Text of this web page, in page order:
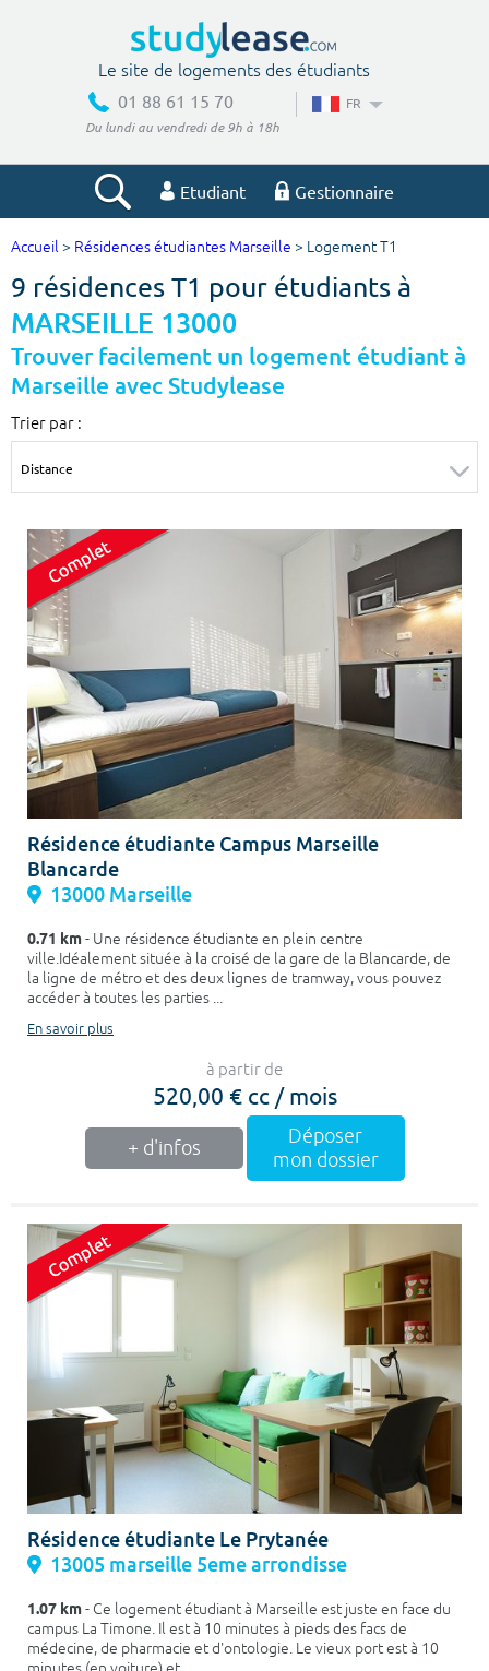
Le site de logements des étudiants
01 88 61 15 70
Du lundi au vendredi de 9h à 18h
FR
Etudiant Gestionnaire
Votre recherche
Ville, école
Type de location
Colocation
Votre date d'entrée
Chercher
Accueil > Résidences étudiantes Marseille > Logement T1
9 résidences T1 pour étudiants à
MARSEILLE 13000
Trouver facilement un logement étudiant à
Marseille avec Studylease
Trier par :
Résidence étudiante Campus Marseille
Blancarde
13000 Marseille
0.71 km- Une résidence étudiante en plein centre
ville.Idéalement située à la croisé de la gare de la Blancarde, de
la ligne de métro et des deux lignes de tramway, vous pouvez
accéder à toutes les parties ...
En savoir plus
à partir de
520,00 € cc / mois
+ d'infos
Déposer
mon dossier
Résidence étudiante Le Prytanée
13005 marseille 5eme arrondisse
1.07 km- Ce logement étudiant à Marseille est juste en face du
campus La Timone. Il est à 10 minutes à pieds des facs de
médecine, de pharmacie et d'ontologie. Le vieux port est à 10